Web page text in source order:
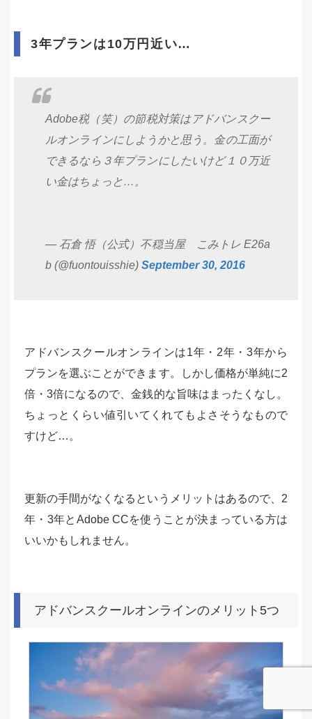
3年プランは10万円近い…
Adobe税（笑）の節税対策はアドバンスクー
ルオンラインにしようかと思う。金の工面が
できるなら３年プランにしたいけど１０万近
い金はちょっと…。
— 石倉 悟（公式）不穏当屋 こみトレ E26a
b (@fuontouisshie) September 30, 2016
アドバンスクールオンラインは1年・2年・3年から
プランを選ぶことができます。しかし価格が単純に2
倍・3倍になるので、金銭的な旨味はまったくなし。
ちょっとくらい値引いてくれてもよさそうなもので
すけど…。
更新の手間がなくなるというメリットはあるので、2
年・3年とAdobe CCを使うことが決まっている方は
いいかもしれません。
アドバンスクールオンラインのメリット5つ